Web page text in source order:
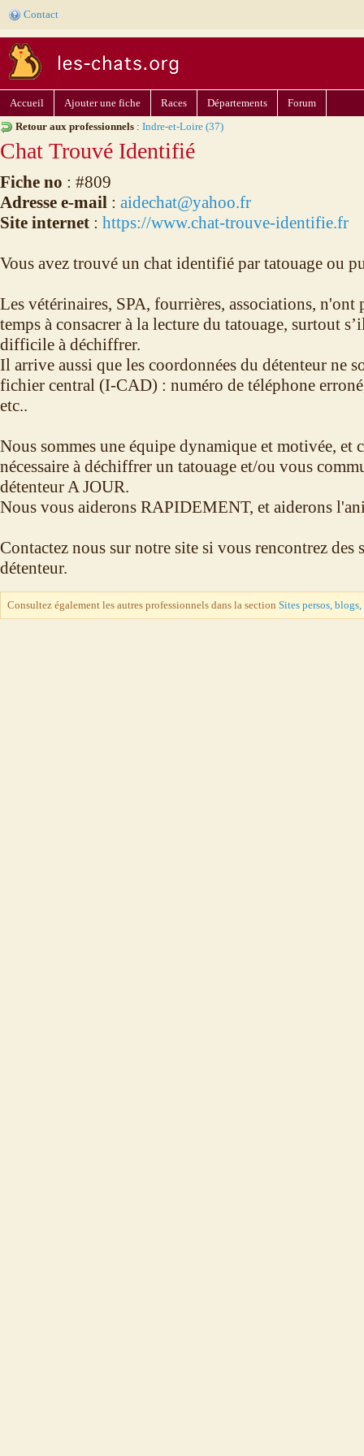
Contact
Accueil Ajouter une fiche Races Départements
Forum
Retour aux professionnels : Indre-et-Loire (37)
Chat Trouvé Identifié
Fiche no : #809
Adresse e-mail : aidechat@yahoo.fr
Site internet : https://www.chat-trouve-identifie.fr
Vous avez trouvé un chat identifié par tatouage ou
Les vétérinaires, SPA, fourrières, associations, n'ont
temps à consacrer à la lecture du tatouage, surtout
difficile à déchiffrer.
Il arrive aussi que les coordonnées du détenteur ne
fichier central (I-CAD) : numéro de téléphone
etc..
Nous sommes une équipe dynamique et motivée, et
nécessaire à déchiffrer un tatouage et/ou vous
détenteur A JOUR.
Nous vous aiderons RAPIDEMENT, et aiderons
Contactez nous sur notre site si vous rencontrez
détenteur.
Consultez également les autres professionnels dans la section Sites persos,